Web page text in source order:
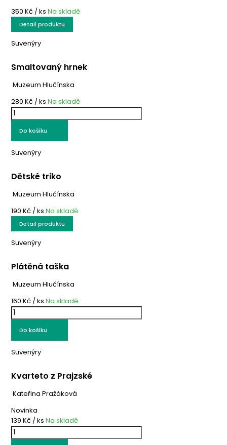
350 Kč / ks Na skladě
Detail produktu
Suvenýry
Smaltovaný hrnek
Muzeum Hlučínska
280 Kč / ks Na skladě
Do košíku
Suvenýry
Dětské triko
Muzeum Hlučínska
190 Kč / ks Na skladě
Detail produktu
Suvenýry
Plátěná taška
Muzeum Hlučínska
160 Kč / ks Na skladě
Do košíku
Suvenýry
Kvarteto z Prajzské
Kateřina Pražáková
Novinka
139 Kč / ks Na skladě